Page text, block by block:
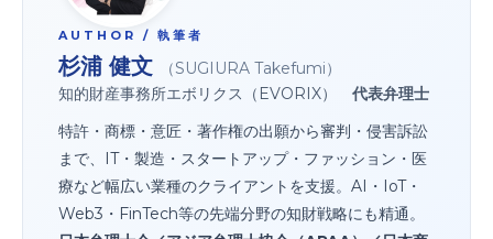
AUTHOR / 執筆者
杉浦 健文
（SUGIURA Takefumi）
知的財産事務所エボリクス（EVORIX） 代表弁理士
特許・商標・意匠・著作権の出願から審判・侵害訴訟
まで、IT・製造・スタートアップ・ファッション・医
療など幅広い業種のクライアントを支援。AI・IoT・
Web3・FinTech等の先端分野の知財戦略にも精通。